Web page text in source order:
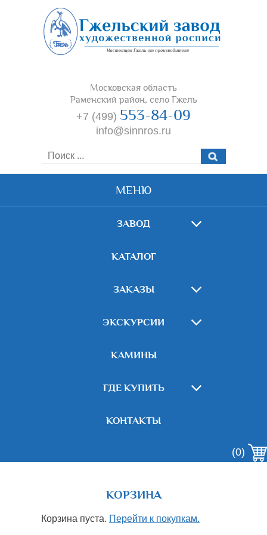
Московская область
Раменский район, село Гжель
+7 (499) 553-84-09
info@sinnros.ru
МЕНЮ
ЗАВОД
КАТАЛОГ
ЗАКАЗЫ
ЭКСКУРСИИ
КАМИНЫ
ГДЕ КУПИТЬ
КОНТАКТЫ
(0)
КОРЗИНА
Корзина пуста. Перейти к покупкам.